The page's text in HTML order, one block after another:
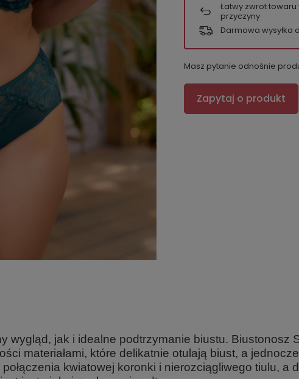
Łatwy zwrot towaru
przyczyny
Darmowa wysyłka
Masz pytanie odnośnie
Zapytaj o produkt
wygląd, jak i idealne podtrzymanie biustu. Biustonosz
materiałami, które delikatnie otulają biust, a
kwiatowej koronki i nierozciągliwego tiulu, a